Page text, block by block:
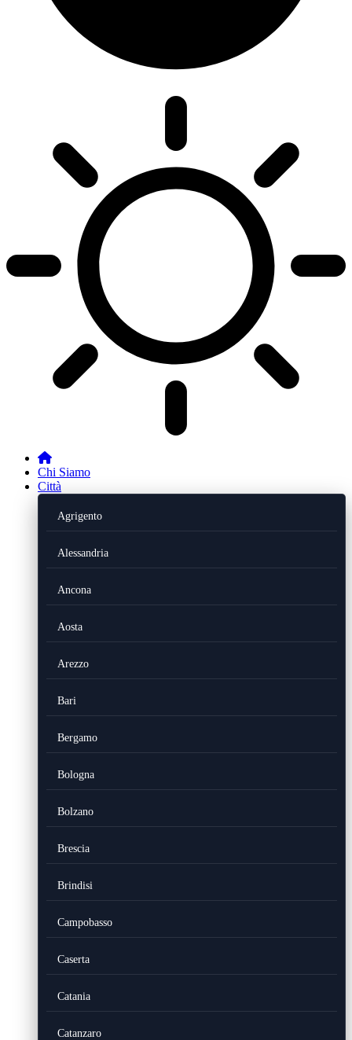
Chi Siamo
Città
Agrigento
Alessandria
Ancona
Aosta
Arezzo
Bari
Bergamo
Bologna
Bolzano
Brescia
Brindisi
Campobasso
Caserta
Catania
Catanzaro